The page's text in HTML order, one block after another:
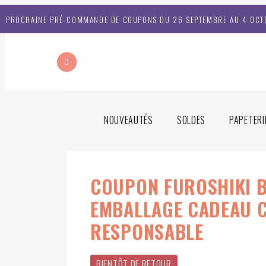
PROCHAINE PRÉ-COMMANDE DE COUPONS DU 26 SEPTEMBRE AU 4
NOUVEAUTÉS SOLDES
COUPON FUROSHIKI
EMBALLAGE CADEAU
RESPONSABLE